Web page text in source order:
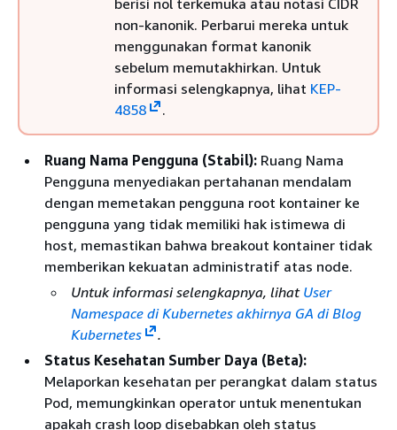
non-kanonik. Perbarui mereka untuk
menggunakan format kanonik
sebelum memutakhirkan. Untuk
informasi selengkapnya, lihat KEP-
4858
.
Ruang Nama Pengguna (Stabil): Ruang Nama
Pengguna menyediakan pertahanan mendalam
dengan memetakan pengguna root kontainer ke
pengguna yang tidak memiliki hak istimewa di
host, memastikan bahwa breakout kontainer tidak
memberikan kekuatan administratif atas node.
Untuk informasi selengkapnya, lihat User
Namespace di Kubernetes akhirnya GA di Blog
Kubernetes
.
Status Kesehatan Sumber Daya (Beta):
Melaporkan kesehatan per perangkat dalam status
Pod, memungkinkan operator untuk menentukan
apakah crash loop disebabkan oleh status